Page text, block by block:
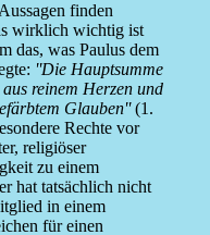
finden
wirklich wichtig ist
das, was Paulus dem
''Die Hauptsumme
reinem Herzen und
Glauben''(1.
Rechte vor
religiöser
zu einem
hat tatsächlich nicht
in einem
für einen